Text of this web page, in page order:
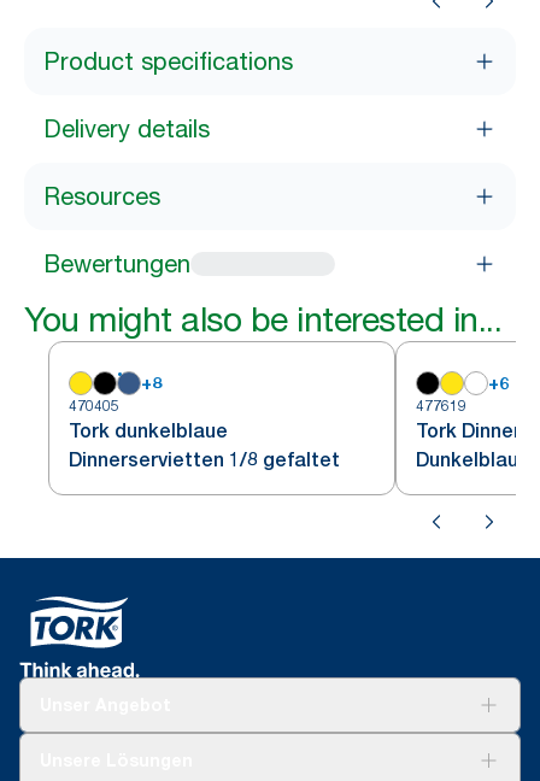
Product specifications
Delivery details
Resources
Bewertungen
You might also be interested in...
+8
470405
Tork dunkelblaue
Dinnerservietten 1/8 gefaltet
+6
477619
Tork
Dunkelblau